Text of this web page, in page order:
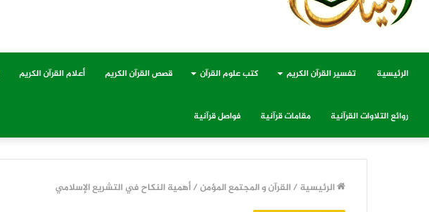
الرئيسية تفسير القرآن الكريم كتب علوم القرآن قصص القرآن الكريم أعلام القرآن الكريم
روائع التلاوات القرآنية مقامات قرآنية فواصل قرآنية
الرئيسية /القرآن و المجتمع المؤمن/أهمية النكاح في التشريع الإسلامي